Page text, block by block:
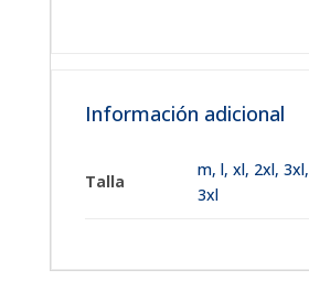
Información adicional
Talla
m, l, xl, 2xl, 3xl,
3xl